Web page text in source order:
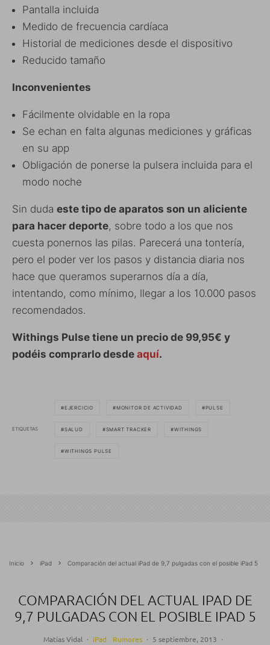
Pantalla incluida
Medido de frecuencia cardíaca
Historial de mediciones desde el dispositivo
Reducido tamaño
Inconvenientes
Fácilmente olvidable en la ropa
Se echan en falta algunas mediciones y gráficas
en su app
Obligación de ponerse la pulsera incluida para el
modo noche
Sin duda este tipo de aparatos son un aliciente
para hacer deporte, sobre todo a los que nos
cuesta ponernos las pilas. Parecerá una tontería,
pero el poder ver los pasos y distancia diaria nos
hace que queramos superarnos día a día,
intentando, como mínimo, llegar a los 10.000 pasos
recomendados.
Withings Pulse tiene un precio de 99,95€ y
podéis comprarlo desde aquí.
ETIQUETAS
EJERCICIO MONITOR DE ACTIVIDAD PULSE
SALUD SMART TRACKER WITHINGS
WITHINGS PULSE
Inicio iPad Comparación del actual iPad de 9,7 pulgadas con el posible iPad 5
COMPARACIÓN DEL ACTUAL IPAD DE
9,7 PULGADAS CON EL POSIBLE IPAD 5
Matías Vidal · iPad Rumores · 5 septiembre, 2013 ·